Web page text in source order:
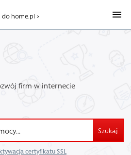
do home.pl >
firm w internecie
Szukaj
certyfikatu SSL